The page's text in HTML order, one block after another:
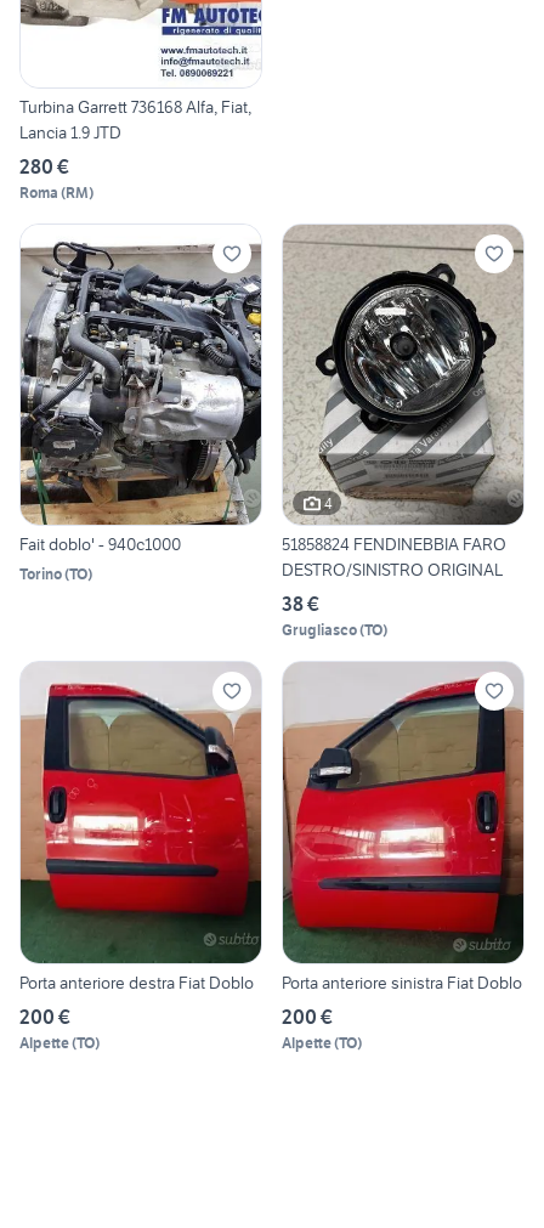
Turbina Garrett 736168 Alfa, Fiat,
Lancia 1.9 JTD
280 €
Roma (RM)
Fait doblo' - 940c1000
Torino(TO)
4
51858824 FENDINEBBIA FARO
DESTRO/SINISTRO ORIGINAL
38 €
Grugliasco(TO)
Porta anteriore destra Fiat Doblo
200 €
Alpette(TO)
Porta anteriore sinistra Fiat Doblo
200 €
Alpette(TO)